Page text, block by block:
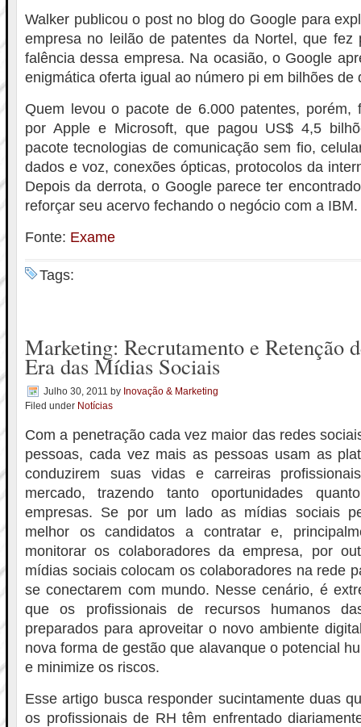
Walker publicou o post no blog do Google para
empresa no leilão de patentes da Nortel, que fez
falência dessa empresa. Na ocasião, o Google
enigmática oferta igual ao número pi em bilhões de
Quem levou o pacote de 6.000 patentes, porém,
por Apple e Microsoft, que pagou US$ 4,5
pacote tecnologias de comunicação sem fio,
dados e voz, conexões ópticas, protocolos da
Depois da derrota, o Google parece ter
reforçar seu acervo fechando o negócio com a IBM.
Fonte: Exame
Tags:
Marketing: Recrutamento e Retenção
Era das Mídias Sociais
Julho 30, 2011 by Inovação & Marketing
Filed under Notícias
Com a penetração cada vez maior das redes
pessoas, cada vez mais as pessoas usam as
conduzirem suas vidas e carreiras
mercado, trazendo tanto oportunidades
empresas. Se por um lado as mídias sociais
melhor os candidatos a contratar e,
monitorar os colaboradores da empresa, por
mídias sociais colocam os colaboradores na rede
se conectarem com mundo. Nesse cenário, é
que os profissionais de recursos humanos
preparados para aproveitar o novo ambiente
nova forma de gestão que alavanque o potencial
e minimize os riscos.
Esse artigo busca responder sucintamente duas
os profissionais de RH têm enfrentado